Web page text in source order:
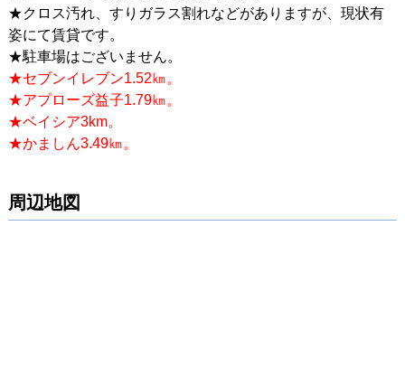
★クロス汚れ、すりガラス割れなどがありますが、現状有
姿にて賃貸です。
★駐車場はございません。
★セブンイレブン1.52㎞。
★アプローズ益子1.79㎞。
★ベイシア3km。
★かましん3.49㎞。
周辺地図